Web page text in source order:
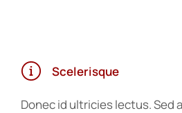
Scelerisque
Donec id ultricies lectus. Sed